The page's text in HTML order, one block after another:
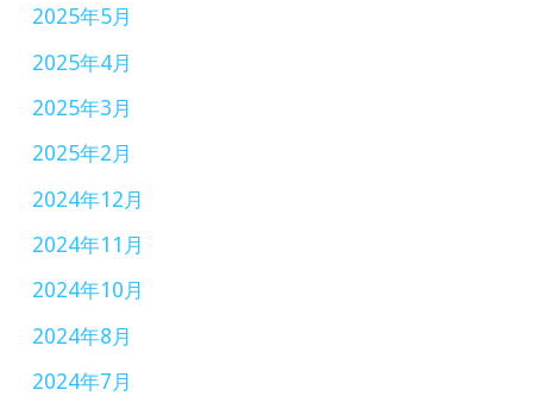
2025年5月
2025年4月
2025年3月
2025年2月
2024年12月
2024年11月
2024年10月
2024年8月
2024年7月